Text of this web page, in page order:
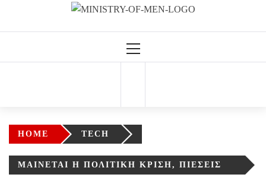
Ministry Of Men
HOME TECH
ΜΑΊΝΕΤΑΙ Η ΠΟΛΙΤΙΚΉ ΚΡΊΣΗ, ΠΙΈΣΕΙΣ